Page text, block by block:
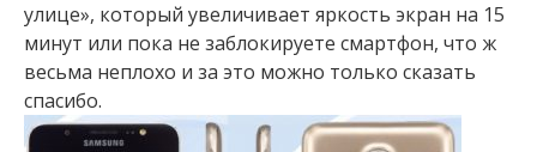
улице», который увеличивает яркость экран на 15
минут или пока не заблокируете смартфон, что ж
весьма неплохо и за это можно только сказать
спасибо.